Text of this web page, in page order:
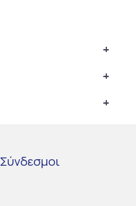
+
+
+
Σύνδεσμοι